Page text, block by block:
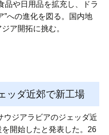
品や日用品を拡充し、ドラ
”への進化を図る。国内地
ア開拓に挑む。
ッダ近郊で新工場
ウジアラビアのジェッダ近
開始したと発表した。26